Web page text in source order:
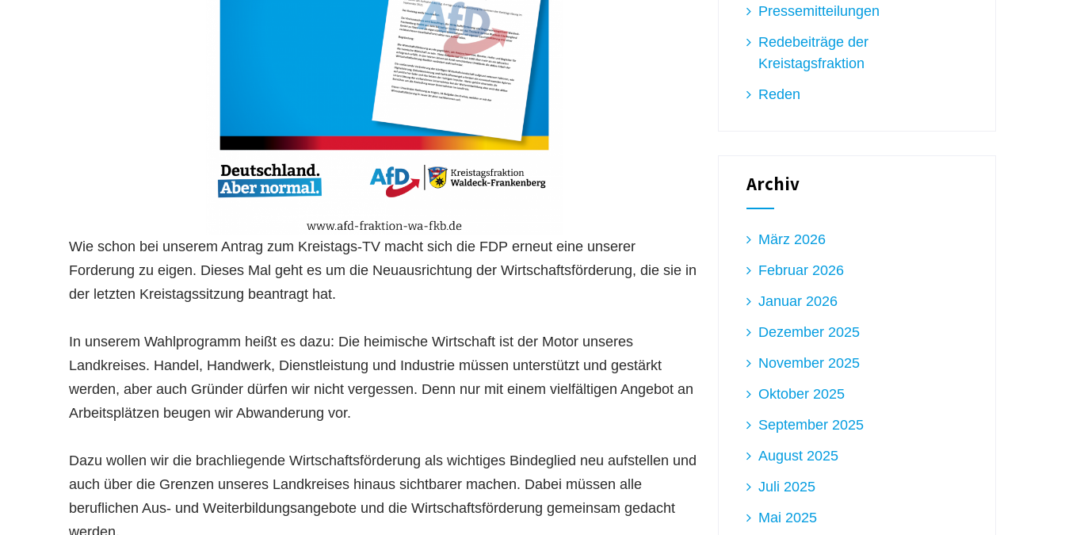
Wie schon bei unserem Antrag zum Kreistags-TV macht sich die FDP erneut eine unserer
Forderung zu eigen. Dieses Mal geht es um die Neuausrichtung der Wirtschaftsförderung, die sie in
der letzten Kreistagssitzung beantragt hat.
In unserem Wahlprogramm heißt es dazu: Die heimische Wirtschaft ist der Motor unseres
Landkreises. Handel, Handwerk, Dienstleistung und Industrie müssen unterstützt und gestärkt
werden, aber auch Gründer dürfen wir nicht vergessen. Denn nur mit einem vielfältigen Angebot an
Arbeitsplätzen beugen wir Abwanderung vor.
Dazu wollen wir die brachliegende Wirtschaftsförderung als wichtiges Bindeglied neu aufstellen und
auch über die Grenzen unseres Landkreises hinaus sichtbarer machen. Dabei müssen alle
beruflichen Aus- und Weiterbildungsangebote und die Wirtschaftsförderung gemeinsam gedacht
Pressemitteilungen
Redebeiträge der
Kreistagsfraktion
Reden
Archiv
März 2026
Februar 2026
Januar 2026
Dezember 2025
November 2025
Oktober 2025
September 2025
August 2025
Juli 2025
Mai 2025